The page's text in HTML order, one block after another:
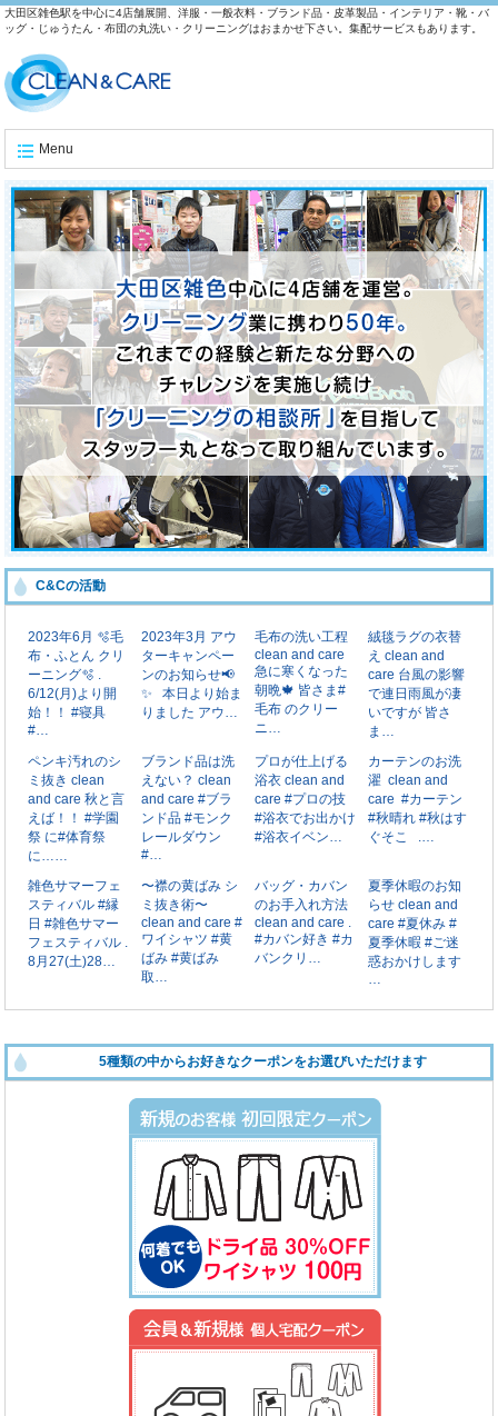
大田区雑色駅を中心に4店舗展開、洋服・一般衣料・ブランド品・皮革製品・インテリア・靴・バ
ッグ・じゅうたん・布団の丸洗い・クリーニングはおまかせ下さい。集配サービスもあります。
Menu
C&Cの活動
2023年6月 🫧毛
布・ふとん クリ
ーニング🫧 . ⁡
6/12(月)より開
始！！ #寝具
#…
2023年3月 アウ
ターキャンペー
ンのお知らせ📢
✨ ⁡ ⁡ 本日より始ま
りました アウ…
毛布の洗い工程
clean and care
急に寒くなった
朝晩🍁 皆さま#
毛布 のクリー
ニ…
絨毯ラグの衣替
え clean and
care 台風の影響
で連日雨風が凄
いですが 皆さ
ま…
ペンキ汚れのシ
ミ抜き clean
and care 秋と言
えば！！ #学園
祭 に#体育祭
に……
ブランド品は洗
えない？ clean
and care #ブラ
ンド品 #モンク
レールダウン
#…
プロが仕上げる
浴衣 clean and
care #プロの技
#浴衣でお出かけ
#浴衣イベン…
カーテンのお洗
濯 ⁡ clean and
care ⁡ #カーテン
#秋晴れ #秋はす
ぐそこ ⁡ ⁡ .…
雑色サマーフェ
スティバル #縁
日 #雑色サマー
フェスティバル .
8月27(土)28…
〜襟の黄ばみ シ
ミ抜き術〜
clean and care #
ワイシャツ #黄
ばみ #黄ばみ
取…
バッグ・カバン
のお手入れ方法
clean and care .
#カバン好き #カ
バンクリ…
夏季休暇のお知
らせ clean and
care #夏休み #
夏季休暇 #ご迷
惑おかけします
…
5種類の中からお好きなクーポンをお選びいただけます